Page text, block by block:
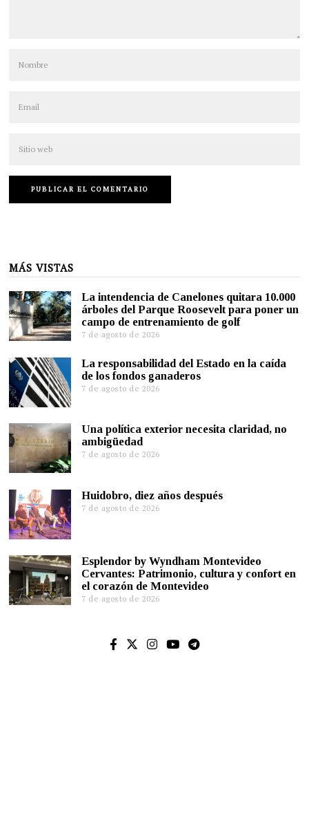
MÁS VISTAS
La intendencia de Canelones quitara 10.000
árboles del Parque Roosevelt para poner un
campo de entrenamiento de golf
7 de agosto de 2026
La responsabilidad del Estado en la caída
de los fondos ganaderos
7 de agosto de 2026
Una política exterior necesita claridad, no
ambigüedad
7 de agosto de 2026
Huidobro, diez años después
7 de agosto de 2026
Esplendor by Wyndham Montevideo
Cervantes: Patrimonio, cultura y confort en
el corazón de Montevideo
7 de agosto de 2026